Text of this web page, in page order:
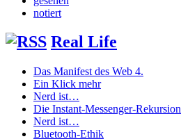
notiert
Real Life
Das Manifest des Web 4.
Ein Klick mehr
Nerd ist…
Die Instant-Messenger-Rekursion
Nerd ist…
Bluetooth-Ethik